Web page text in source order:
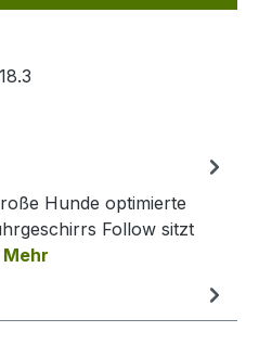
Hunde optimierte
Follow sitzt
Mehr